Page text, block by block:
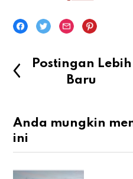
Postingan Lebih
Baru
Anda mungkin
ini